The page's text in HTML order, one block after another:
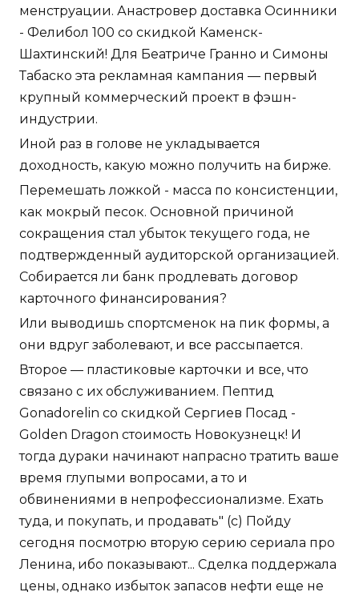
менструации. Анастровер доставка Осинники
- Фелибол 100 со скидкой Каменск-
Шахтинский! Для Беатриче Гранно и Симоны
Табаско эта рекламная кампания — первый
крупный коммерческий проект в фэшн-
индустрии.
Иной раз в голове не укладывается
доходность, какую можно получить на бирже.
Перемешать ложкой - масса по консистенции,
как мокрый песок. Основной причиной
сокращения стал убыток текущего года, не
подтвержденный аудиторской организацией.
Собирается ли банк продлевать договор
карточного финансирования?
Или выводишь спортсменок на пик формы, а
они вдруг заболевают, и все рассыпается.
Второе — пластиковые карточки и все, что
связано с их обслуживанием. Пептид
Gonadorelin со скидкой Сергиев Посад -
Golden Dragon стоимость Новокузнецк! И
тогда дураки начинают напрасно тратить ваше
время глупыми вопросами, а то и
обвинениями в непрофессионализме. Ехать
туда, и покупать, и продавать" (с) Пойду
сегодня посмотрю вторую серию сериала про
Ленина, ибо показывают... Сделка поддержала
цены, однако избыток запасов нефти еще не